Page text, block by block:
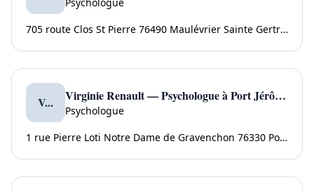
705 route Clos St Pierre 76490 Maulévrier Sainte Gertrude
V... Virginie Renault — Psychologue à Port Jérôme sur Seine
Psychologue
1 rue Pierre Loti Notre Dame de Gravenchon 76330 Port Jérôme sur Seine